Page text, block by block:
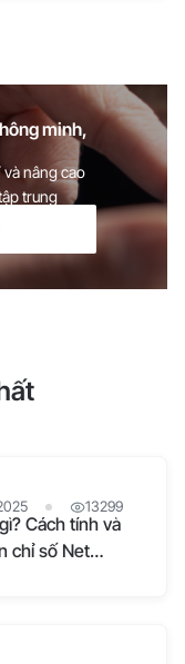
minh,
nâng cao
trung
13299
Cách tính và
chỉ số Net